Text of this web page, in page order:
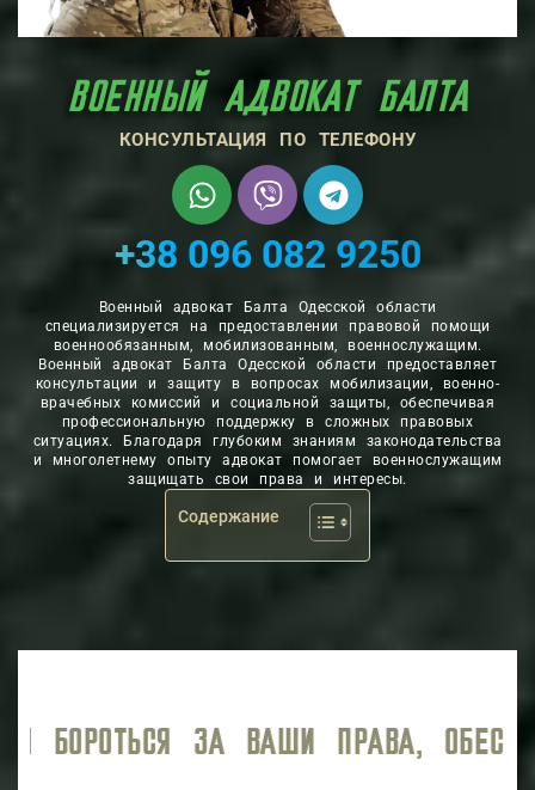
ВОЕННЫЙ АДВОКАТ БАЛТА
КОНСУЛЬТАЦИЯ ПО ТЕЛЕФОНУ
+38 096 082 9250
Военный адвокат Балта Одесской области
специализируется на предоставлении правовой помощи
военнообязанным, мобилизованным, военнослужащим.
Военный адвокат Балта Одесской области предоставляет
консультации и защиту в вопросах мобилизации, военно-
врачебных комиссий и социальной защиты, обеспечивая
профессиональную поддержку в сложных правовых
ситуациях. Благодаря глубоким знаниям законодательства
и многолетнему опыту адвокат помогает военнослужащим
защищать свои права и интересы.
Содержание
ВЫСОКИЙ УРОВЕНЬ